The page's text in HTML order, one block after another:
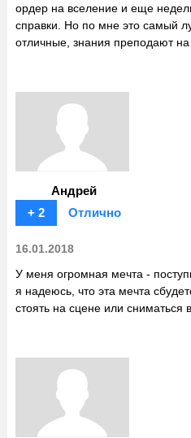
ордер на вселение и еще
справки. Но по мне это самый
отличные, знания преподают
Андрей
+ 2
Отлично
16.01.2018
У меня огромная мечта -
я надеюсь, что эта мечта
стоять на сцене или сниматься